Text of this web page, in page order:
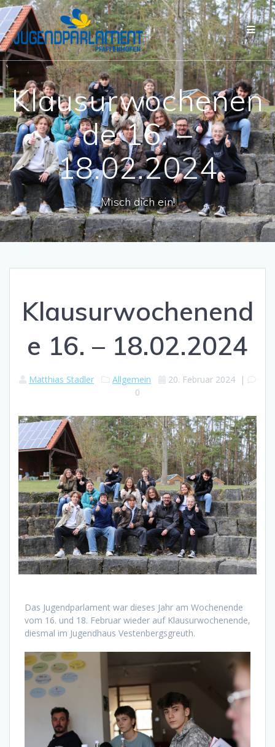
Klausurwochenen
de 16. –
18.02.2024
Misch dich ein!
Klausurwochenend
e 16. – 18.02.2024
Matthias Stadler Allgemein 20. Februar 2024 |
0
Das Jugendparlament war dieses Jahr am Wochenende
vom 16. und 18. Februar wieder auf Klausurwochenende,
diesmal im Jugendhaus Vestenbergsgreuth.